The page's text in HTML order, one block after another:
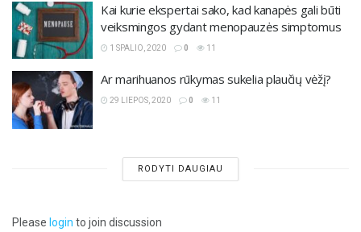
Kai kurie ekspertai sako, kad kanapės gali būti
veiksmingos gydant menopauzės simptomus
1 SPALIO, 2020 0 11
Ar marihuanos rūkymas sukelia plaučių vėžį?
29 LIEPOS, 2020 0 11
RODYTI DAUGIAU
Please login to join discussion